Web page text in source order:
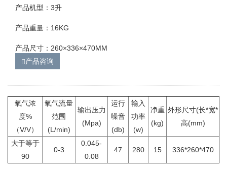
产品机型：3升
产品重量：16KG
产品尺寸：260×336×470MM
产品咨询
氧气浓
度%
（V/V）
氧气流量
范围
(L/min)
输出压力
(Mpa)
运行
噪音
(db)
输入
功率
(w)
净重
(kg)
外形尺寸(长*宽*
高(mm)
大于等于
90
0-3
0.045-
0.08
47 280 15 336*260*470